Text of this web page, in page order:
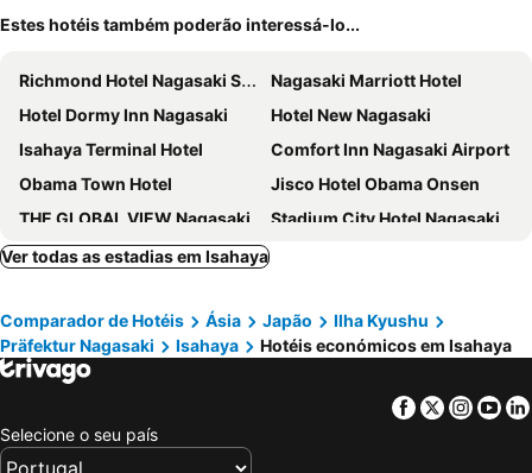
Estes hotéis também poderão interessá-lo...
Richmond Hotel Nagasaki Shianbashi
Nagasaki Marriott Hotel
Hotel Dormy Inn Nagasaki
Hotel New Nagasaki
Isahaya Terminal Hotel
Comfort Inn Nagasaki Airport
Obama Town Hotel
Jisco Hotel Obama Onsen
THE GLOBAL VIEW Nagasaki
Stadium City Hotel Nagasaki
Ver todas as estadias em Isahaya
Comparador de Hotéis Ásia Japão
Ilha Kyushu
Präfektur Nagasaki
Isahaya Hotéis económicos em Isahaya
Facebook
Twitter
Selecione o seu país